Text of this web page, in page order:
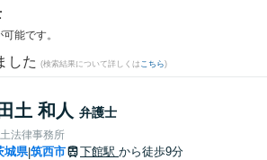
能です。
した (検索結果について詳しくは こちら)
土 和人 弁護士
法律事務所
城県|筑西市 下館駅 から徒歩9分